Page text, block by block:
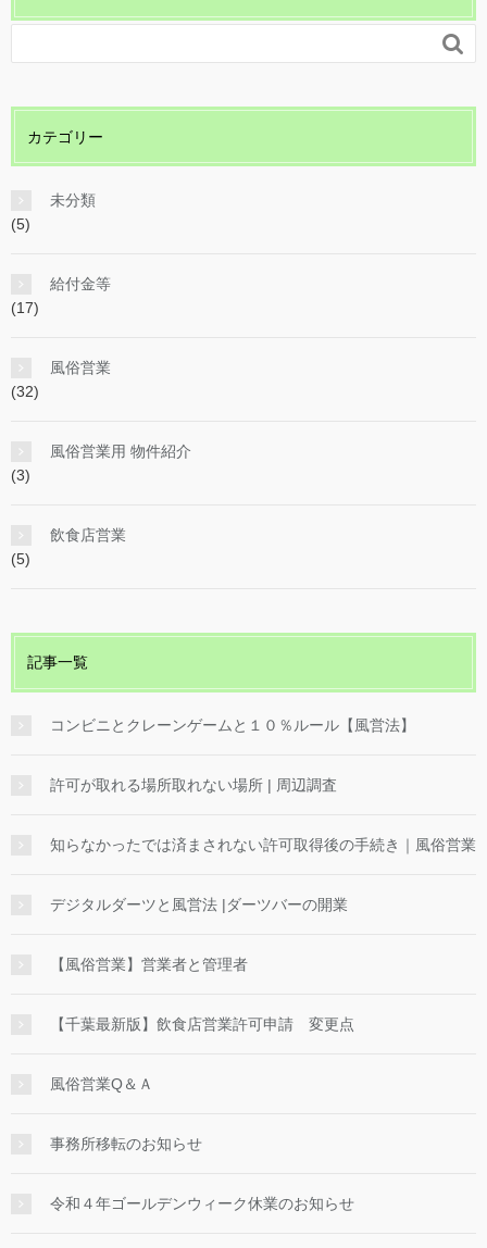

カテゴリー
未分類
(5)
給付金等
(17)
風俗営業
(32)
風俗営業用 物件紹介
(3)
飲食店営業
(5)
記事一覧
コンビニとクレーンゲームと１０％ルール【風営法】
許可が取れる場所取れない場所 | 周辺調査
知らなかったでは済まされない許可取得後の手続き｜風俗営業
デジタルダーツと風営法 |ダーツバーの開業
【風俗営業】営業者と管理者
【千葉最新版】飲食店営業許可申請 変更点
風俗営業Q＆Ａ
事務所移転のお知らせ
令和４年ゴールデンウィーク休業のお知らせ